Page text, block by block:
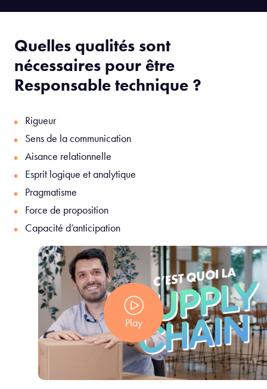
Quelles qualités sont
nécessaires pour être
Responsable technique ?
Rigueur
Sens de la communication
Aisance relationnelle
Esprit logique et analytique
Pragmatisme
Force de proposition
Capacité d’anticipation
Play